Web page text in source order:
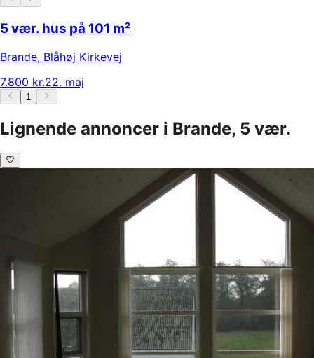
5 vær. hus på 101 m²
Brande, Blåhøj Kirkevej
7.800 kr.22. maj
1
Lignende annoncer i Brande, 5 vær.